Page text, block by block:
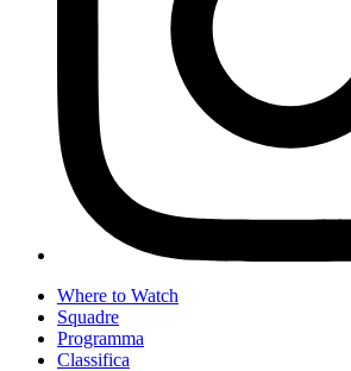
Where to Watch
Squadre
Programma
Classifica